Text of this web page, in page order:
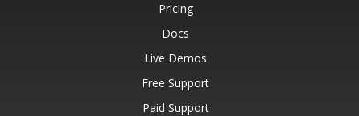
Pricing
Docs
Live Demos
Free Support
Paid Support